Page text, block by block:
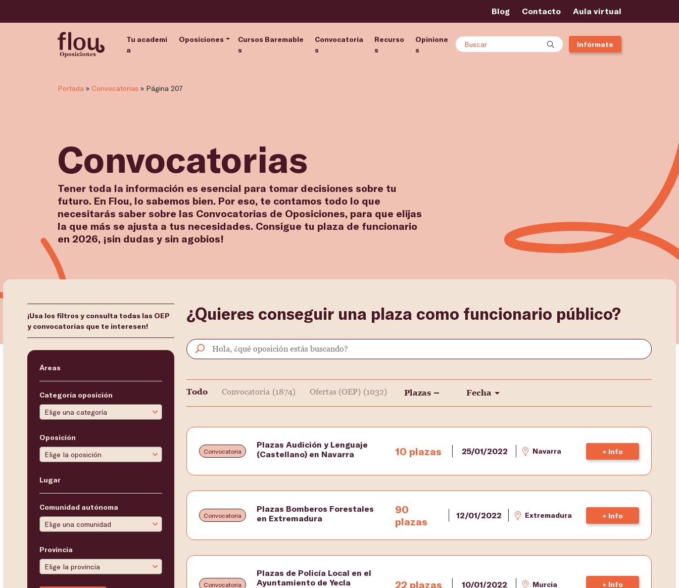
Blog Contacto Aula virtual
Tu academi
a
Oposiciones
Cursos Baremable
s
Convocatoria
s
Recurso
s
Opinione
s
Buscar Infórmate
Portada » Convocatorias » Página 207
Convocatorias
Tener toda la información es esencial para tomar decisiones sobre tu
futuro. En Flou, lo sabemos bien. Por eso, te contamos todo lo que
necesitarás saber sobre las Convocatorias de Oposiciones, para que elijas
la que más se ajusta a tus necesidades. Consigue tu plaza de funcionario
en 2026, ¡sin dudas y sin agobios!
¡Usa los filtros y consulta todas las OEP
y convocatorias que te interesen!
Áreas
Categoría oposición
Oposición
Lugar
Comunidad autónoma
Provincia
¿Quieres conseguir una plaza como funcionario público?
Todo Convocatoria (1874) Ofertas (OEP) (1032) Plazas Fecha
Convocatoria
Plazas Audición y Lenguaje
(Castellano) en Navarra
10 plazas 25/01/2022 Navarra + Info
Convocatoria
Plazas Bomberos Forestales
en Extremadura
90
plazas
12/01/2022 Extremadura + Info
Convocatoria
Plazas de Policía Local en el
Ayuntamiento de Yecla
22 plazas 10/01/2022 Murcia + Info